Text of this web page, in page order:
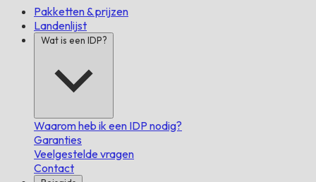
Pakketten & prijzen
Landenlijst
Wat is een IDP?
Waarom heb ik een IDP nodig?
Garanties
Veelgestelde vragen
Contact